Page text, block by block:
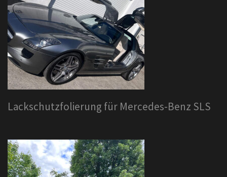
Lackschutzfolierung für Mercedes-Benz SLS